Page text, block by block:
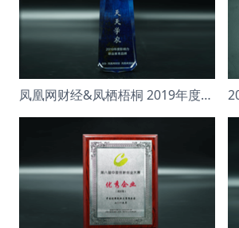
凤凰网财经&凤栖梧桐 2019年度影响力